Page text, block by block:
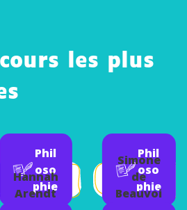
les plus
Phil
oso
phie
Hannah
Arendt
Phil
oso
phie
Simone
de
Beauvoi